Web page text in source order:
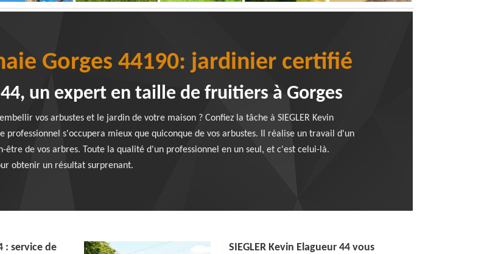
Gorges 44190: jardinier certifié
44, un expert en taille de fruitiers à Gorges
vos arbustes et le jardin de votre maison ? Confiez la tâche à SIEGLER Kevin
professionnel s'occupera mieux que quiconque de vos arbustes. Il réalise un travail d'un
de vos arbres. Toute la qualité d'un professionnel en un seul, et c'est celui-là.
obtenir un résultat surprenant.
: service de
SIEGLER Kevin Elagueur 44 vous